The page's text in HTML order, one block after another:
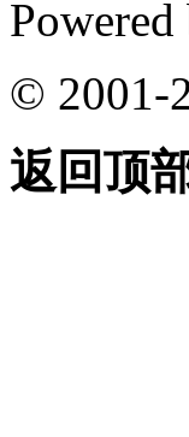
Powered
© 2001-
返回顶